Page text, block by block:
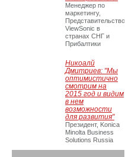
Менеджер по
маркетингу,
Представительство
ViewSonic в
странах СНГ и
Прибалтики
Никоалй
Дмитриев: "Мы
оптимистично
смотрим на
2015 год и видим
в нем
возможности
для развития"
Президент, Konica
Minolta Business
Solutions Russia